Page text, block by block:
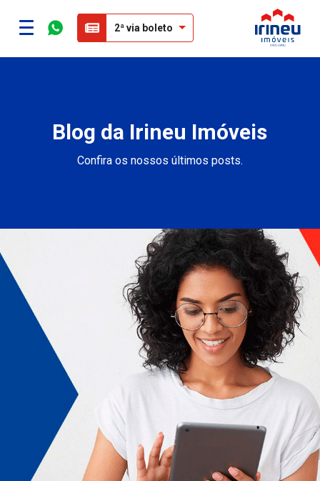
2ª via boleto
Blog da Irineu Imóveis
Confira os nossos últimos posts.